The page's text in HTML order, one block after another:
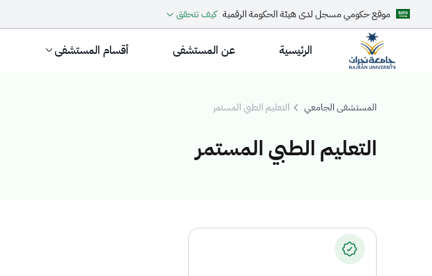
موقع حكومي مسجل لدى هيئة الحكومة الرقمية كيف تتحقق
الرئيسية عن المستشفى أقسام المستشفى
المستشفى الجامعي التعليم الطبي المستمر
التعليم الطبي المستمر
التعليم الطبي المستمر